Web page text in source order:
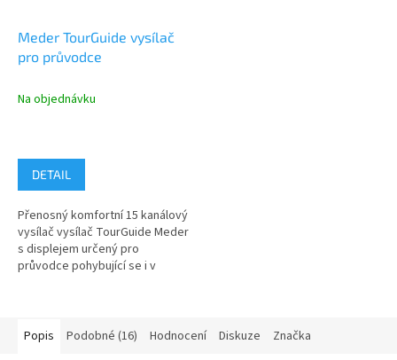
Meder TourGuide vysílač
pro průvodce
Na objednávku
DETAIL
Přenosný komfortní 15 kanálový
vysílač vysílač TourGuide Meder
s displejem určený pro
průvodce pohybující se i v
Popis Podobné (16) Hodnocení Diskuze Značka